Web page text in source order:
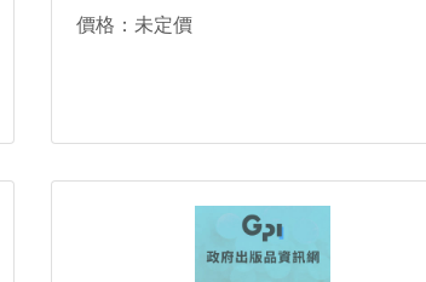
價格：未定價